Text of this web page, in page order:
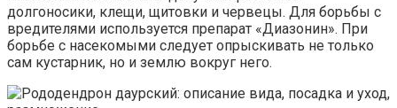
долгоносики, клещи, щитовки и червецы. Для борьбы с
вредителями используется препарат «Диазонин». При
борьбе с насекомыми следует опрыскивать не только
сам кустарник, но и землю вокруг него.